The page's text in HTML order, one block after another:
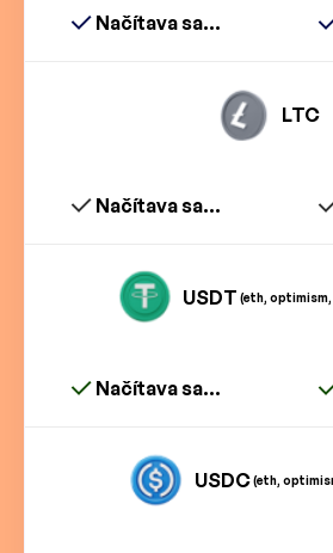
Načítava sa...
LTC
Načítava sa...
USDT (eth,
Načítava sa...
USDC(eth,